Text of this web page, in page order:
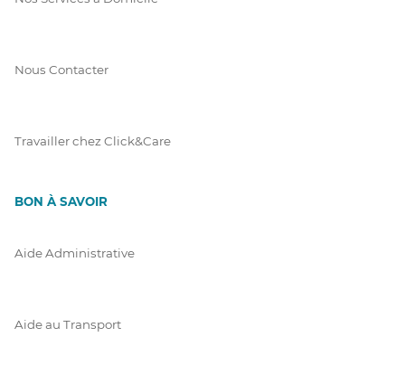
Nous Contacter
Travailler chez Click&Care
BON À SAVOIR
Aide Administrative
Aide au Transport